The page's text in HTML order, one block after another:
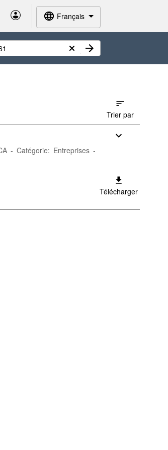
Français
Trier par
- Catégorie: Entreprises -
Télécharger